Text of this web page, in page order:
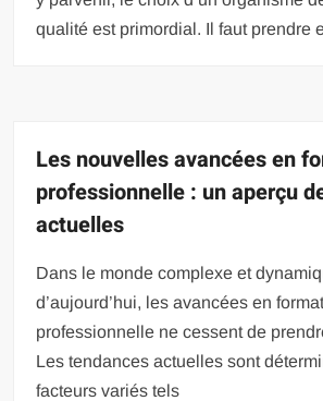
qualité est primordial. Il faut prendre
Les nouvelles avancées en
professionnelle : un aperçu
actuelles
Dans le monde complexe et
d’aujourd’hui, les avancées en
professionnelle ne cessent de
Les tendances actuelles sont
facteurs variés tels